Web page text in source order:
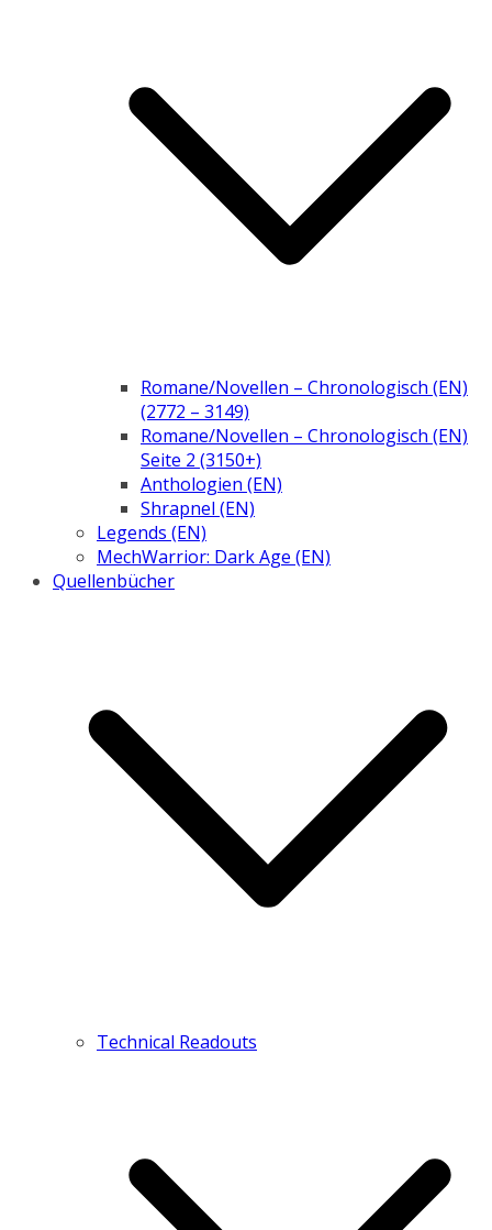
Romane/Novellen – Chronologisch (EN)
(2772 – 3149)
Romane/Novellen – Chronologisch (EN)
Seite 2 (3150+)
Anthologien (EN)
Shrapnel (EN)
Legends (EN)
MechWarrior: Dark Age (EN)
Quellenbücher
Technical Readouts